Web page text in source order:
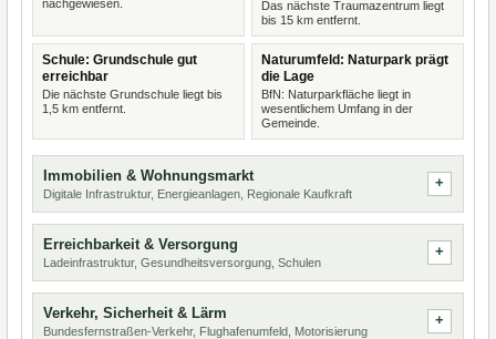
nachgewiesen.
Das nächste Traumazentrum liegt
bis 15 km entfernt.
Schule: Grundschule gut
erreichbar
Die nächste Grundschule liegt bis
1,5 km entfernt.
Naturumfeld: Naturpark prägt
die Lage
BfN: Naturparkfläche liegt in
wesentlichem Umfang in der
Gemeinde.
Immobilien & Wohnungsmarkt
Digitale Infrastruktur, Energieanlagen, Regionale Kaufkraft
Erreichbarkeit & Versorgung
Ladeinfrastruktur, Gesundheitsversorgung, Schulen
Verkehr, Sicherheit & Lärm
Bundesfernstraßen-Verkehr, Flughafenumfeld, Motorisierung